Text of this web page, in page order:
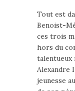
Tout est
Benoist-
ces trois
hors du
talentueux
Alexandre
jeunesse